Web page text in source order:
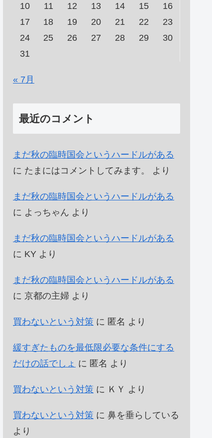
10
11 12 13 14 15
16
17
18 19 20 21 22
23
24
25 26 27 28 29
30
31
« 7月
最近のコメント
まだ秋の臨時国会というハードルがある
に たまにはコメントしてみます。 より
まだ秋の臨時国会というハードルがある
に よっちゃん より
まだ秋の臨時国会というハードルがある
に KY より
まだ秋の臨時国会というハードルがある
に 京都の主婦 より
買わないという対策 に 匿名 より
緩すぎたものを最低限必要な条件にする
だけの話でしょ に 匿名 より
買わないという対策 に ＫＹ より
買わないという対策 に 鼻を垂らしている
より